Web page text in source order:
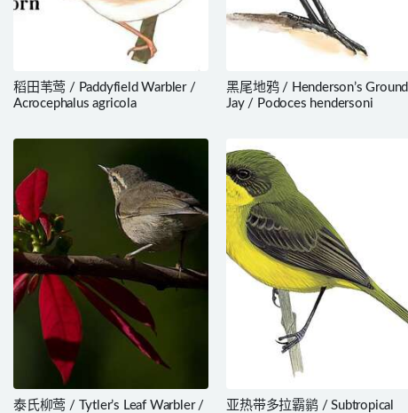
稻田苇莺 / Paddyfield Warbler /
Acrocephalus agricola
黑尾地鸦 / Henderson’s Ground
Jay / Podoces hendersoni
泰氏柳莺 / Tytler’s Leaf Warbler /
亚热带多拉霸鹟 / Subtropical